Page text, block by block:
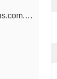
sales5@weilongjeans.com.cn